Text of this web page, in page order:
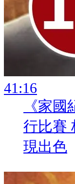
:
《家
行比賽
現出色